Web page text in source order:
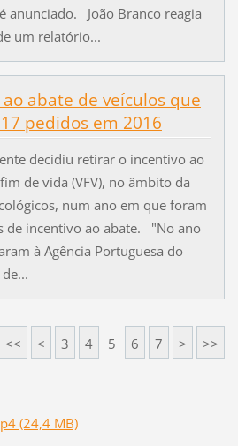
anunciado. João Branco reagia
um relatório...
abate de veículos que
pedidos em 2016
decidiu retirar o incentivo ao
de vida (VFV), no âmbito da
num ano em que foram
de incentivo ao abate. "No ano
à Agência Portuguesa do
<< < 3 4 5 6 7 > >>
(24,4 MB)